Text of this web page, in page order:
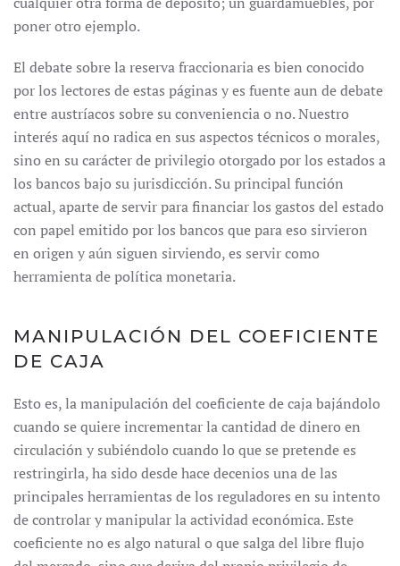
poner otro ejemplo.
El debate sobre la reserva fraccionaria es bien conocido
por los lectores de estas páginas y es fuente aun de debate
entre austríacos sobre su conveniencia o no. Nuestro
interés aquí no radica en sus aspectos técnicos o morales,
sino en su carácter de privilegio otorgado por los estados a
los bancos bajo su jurisdicción. Su principal función
actual, aparte de servir para financiar los gastos del estado
con papel emitido por los bancos que para eso sirvieron
en origen y aún siguen sirviendo, es servir como
herramienta de política monetaria.
MANIPULACIÓN DEL COEFICIENTE
DE CAJA
Esto es, la manipulación del coeficiente de caja bajándolo
cuando se quiere incrementar la cantidad de dinero en
circulación y subiéndolo cuando lo que se pretende es
restringirla, ha sido desde hace decenios una de las
principales herramientas de los reguladores en su intento
de controlar y manipular la actividad económica. Este
coeficiente no es algo natural o que salga del libre flujo